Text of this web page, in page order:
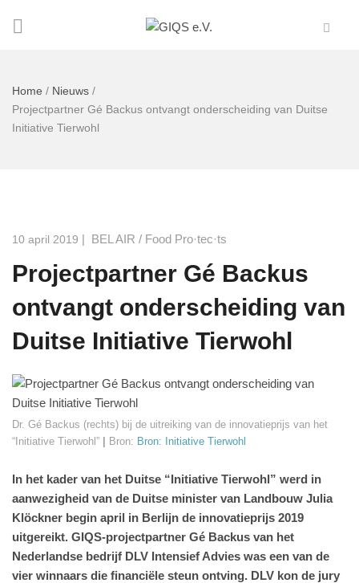
Home / Nieuws /
Projectpartner Gé Backus ontvangt onderscheiding van Duitse
Initiative Tierwohl
10 april 2019 | BEL AIR / Food Pro·tec·ts
Projectpartner Gé Backus
ontvangt onderscheiding van
Duitse Initiative Tierwohl
Dr. Gé Backus (rechts) bij de uitreiking van de innovatieprijs van het
“Initiative Tierwohl”
Bron: Bron: Initiative Tierwohl
In het kader van het Duitse “Initiative Tierwohl” werd in
aanwezigheid van de Duitse minister van Landbouw Julia
Klöckner begin april in Berlijn de innovatieprijs 2019
uitgereikt. GIQS-projectpartner Gé Backus van het
Nederlandse bedrijf DLV Intensief Advies was een van de
vier winnaars die financiële steun ontving. DLV kon de jury